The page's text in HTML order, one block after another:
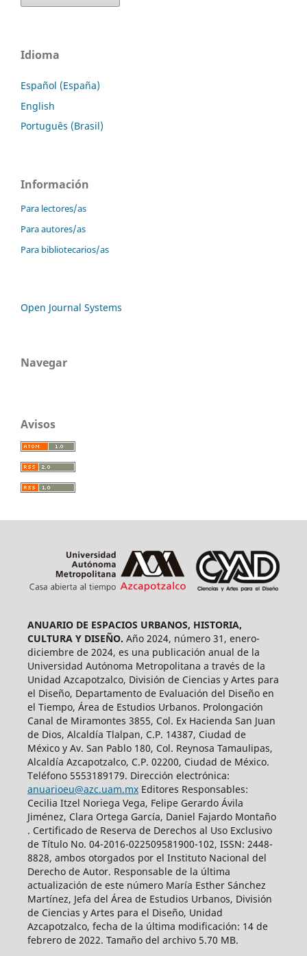
Idioma
Español (España)
English
Português (Brasil)
Información
Para lectores/as
Para autores/as
Para bibliotecarios/as
Open Journal Systems
Navegar
Avisos
ANUARIO DE ESPACIOS URBANOS, HISTORIA,
CULTURA Y DISEÑO. Año 2024, número 31, enero-
diciembre de 2024, es una publicación anual de la
Universidad Autónoma Metropolitana a través de la
Unidad Azcapotzalco, División de Ciencias y Artes para
el Diseño, Departamento de Evaluación del Diseño en
el Tiempo, Área de Estudios Urbanos. Prolongación
Canal de Miramontes 3855, Col. Ex Hacienda San Juan
de Dios, Alcaldía Tlalpan, C.P. 14387, Ciudad de
México y Av. San Pablo 180, Col. Reynosa Tamaulipas,
Alcaldía Azcapotzalco, C.P. 02200, Ciudad de México.
Teléfono 5553189179. Dirección electrónica:
anuarioeu@azc.uam.mxEditores Responsables:
Cecilia Itzel Noriega Vega, Felipe Gerardo Ávila
Jiménez, Clara Ortega García, Daniel Fajardo Montaño
. Certificado de Reserva de Derechos al Uso Exclusivo
de Título No. 04-2016-022509581900-102, ISSN: 2448-
8828, ambos otorgados por el Instituto Nacional del
Derecho de Autor. Responsable de la última
actualización de este número María Esther Sánchez
Martínez, Jefa del Área de Estudios Urbanos, División
de Ciencias y Artes para el Diseño, Unidad
Azcapotzalco, fecha de la última modificación: 14 de
febrero de 2022. Tamaño del archivo 5.70 MB.